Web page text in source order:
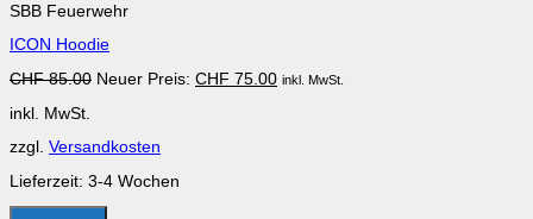
weist
Varianten
Die
können
der
Produktseite
gewählt
werden
SBB Feuerwehr
ICON Hoodie
CHF85.00 Ursprünglicher
Neuer Preis: CHF 75.00Aktueller
inkl. MwSt.
inkl. MwSt.
zzgl. Versandkosten
Lieferzeit: 3-4 Wochen